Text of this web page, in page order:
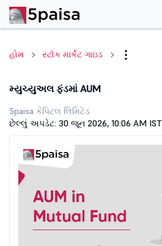
હોમ સ્ટૉક માર્કેટ ગાઇડ
મ્યુચ્યુઅલ ફંડમાં AUM
5paisa કેપિટલ લિમિટેડ
છેલ્લું અપડેટ: 30 જૂન 2026, 10:06 AM IST